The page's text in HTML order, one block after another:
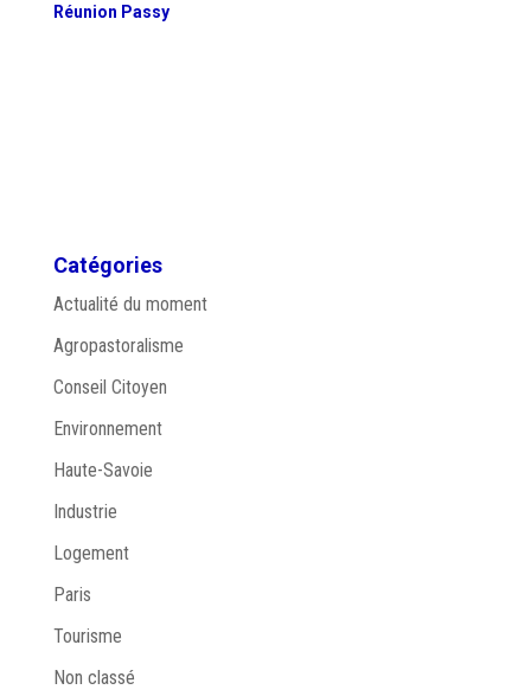
Réunion Passy
Catégories
Actualité du moment
Agropastoralisme
Conseil Citoyen
Environnement
Haute-Savoie
Industrie
Logement
Paris
Tourisme
Non classé